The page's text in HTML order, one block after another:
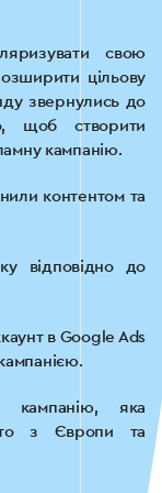
свою
цільову
звернулись до
щоб створити
кампанію.
контентом та
відповідно до
в Google Ads
кампанію, яка
з Європи та